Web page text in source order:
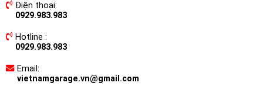
Điện thoại:
0929.983.983
Hotline :
0929.983.983
Email:
vietnamgarage.vn@gmail.com